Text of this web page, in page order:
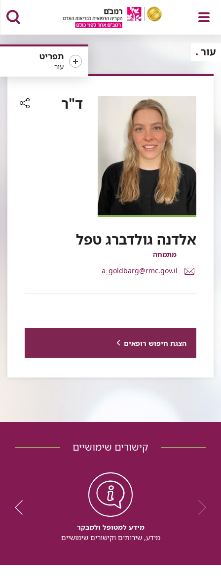
פתח
תפריט
תפריט
עור
עור
ד"ר
אלדנה גולדברג טפל
מתמחה
דואר
a_goldbarg@rmc.gov.il
הצגת חיפוש רופאים
קישורים שימושיים
מידע למטופל ולמבקר
מידע, שירותים וקישורים שימושיים